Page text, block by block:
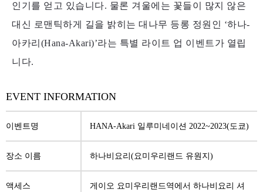
인기를 얻고 있습니다. 물론 겨울에는 꽃들이 많지 않은
대신 로맨틱하게 길을 밝히는 대나무 등롱 정원인 ‘하나-
아카리(Hana-Akari)’라는 특별 라이트 업 이벤트가 열립
니다.
EVENT INFORMATION
이벤트명 HANA-Akari 일루미네이션 2022~2023(도쿄)
장소 이름 하나비요리(요미우리랜드 유원지)
액세스
게이오 요미우리랜드역에서 하나비요리 셔